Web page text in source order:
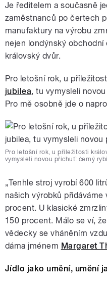
Je ředitelem a současně
zaměstnanců po čertech
manufaktury na výrobu
nejen londýnský obchodní
královský dvůr.
Pro letošní rok, u
jubilea, tu vymysleli
Pro mě osobně jde o
Pro letošní rok, u příležitosti
vymysleli novou příchuť: černý
„Tenhle stroj vyrobí 600
našich výrobků
procent. U klasické
150 procent. Málo se ví,
vědecky se vháněním
dáma jménem Margaret
Jídlo jako umění, umění